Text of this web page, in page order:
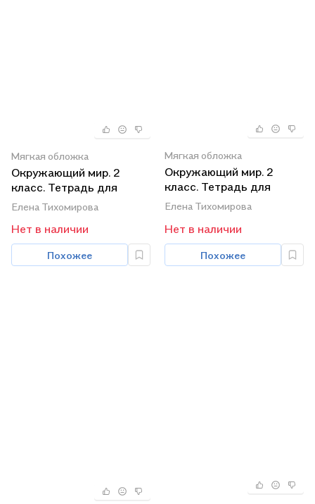
Мягкая обложка
Окружающий мир. 2
класс. Тетрадь для
практических работ № 2
с дневником
наблюдений. К учебнику
А.А. Плешакова
Окружающий мир. 2
Елена Тихомирова
Нет в наличии
Похожее
Мягкая обложка
Окружающий мир. 2
класс. Тетрадь для
практических работ № 1
с дневником
наблюдений. К учебнику
А.А. Плешакова
Окружающий мир. 2
Елена Тихомирова
Нет в наличии
Похожее